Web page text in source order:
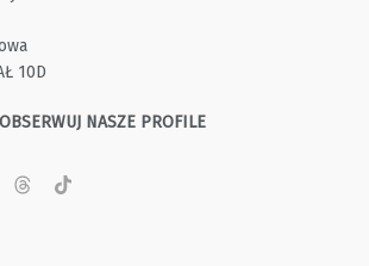
10D
OBSERWUJ NASZE PROFILE